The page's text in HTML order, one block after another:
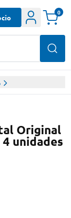
0
Original
unidades